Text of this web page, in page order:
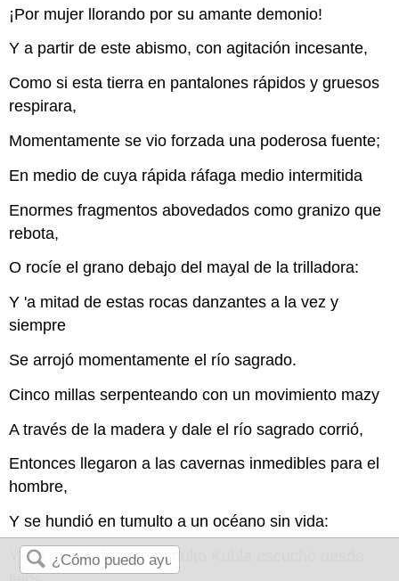
¡Por mujer llorando por su amante demonio!
Y a partir de este abismo, con agitación incesante,
Como si esta tierra en pantalones rápidos y gruesos
respirara,
Momentamente se vio forzada una poderosa fuente;
En medio de cuya rápida ráfaga medio intermitida
Enormes fragmentos abovedados como granizo que
rebota,
O rocíe el grano debajo del mayal de la trilladora:
Y 'a mitad de estas rocas danzantes a la vez y
siempre
Se arrojó momentamente el río sagrado.
Cinco millas serpenteando con un movimiento mazy
A través de la madera y dale el río sagrado corrió,
Entonces llegaron a las cavernas inmedibles para el
hombre,
Y se hundió en tumulto a un océano sin vida:
Y 'en medio de este tumulto Kubla escuchó desde